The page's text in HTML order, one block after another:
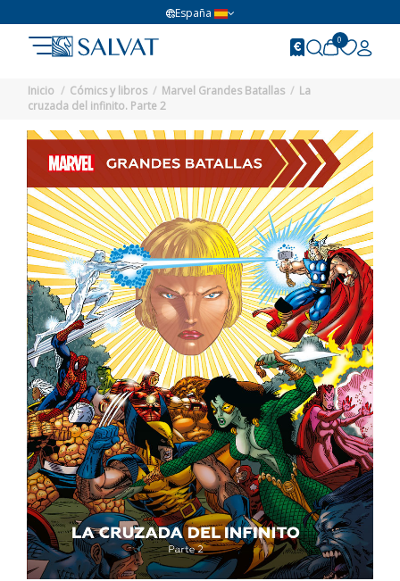
España
0
Inicio Cómics y libros Marvel Grandes Batallas
La
cruzada del infinito. Parte 2